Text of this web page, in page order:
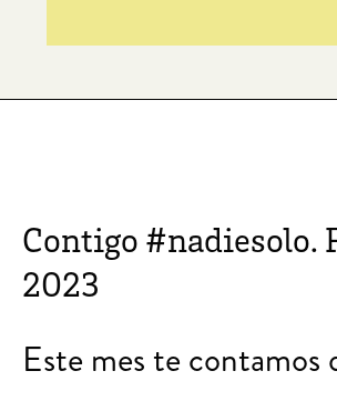
Contigo #nadiesolo.
2023
Este mes te contamos